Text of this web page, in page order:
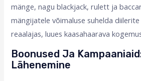
mänge, nagu blackjack, rulett ja
mängijatele võimaluse suhelda
reaalajas, luues kaasahaarava
Boonused Ja
Lähenemine